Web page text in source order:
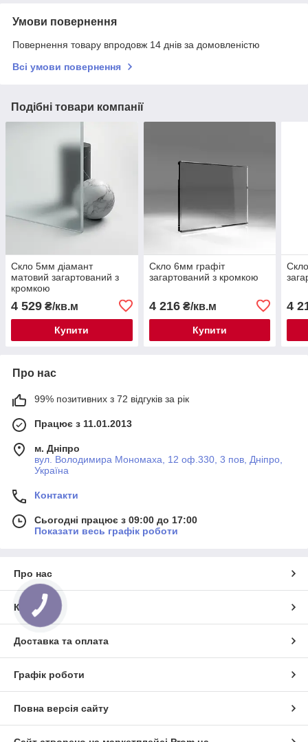
Умови повернення
Повернення товару впродовж 14 днів за домовленістю
Всі умови повернення
Подібні товари компанії
Скло 5мм діамант
матовий загартований з
кромкою
4 529 ₴/кв.м
Купити
Скло 6мм графіт
загартований з кромкою
4 216₴/кв.м
Купити
4
Про нас
99% позитивних з 72 відгуків за рік
Працює з 11.01.2013
м. Дніпро
вул. Володимира Мономаха, 12 оф.330, 3 пов, Дніпро,
Україна
Контакти
Сьогодні працює з 09:00 до 17:00
Показати весь графік роботи
Про нас
Контакти
Доставка та оплата
Графік роботи
Повна версія сайту
КНОПКА
ЗВ'ЯЗКУ